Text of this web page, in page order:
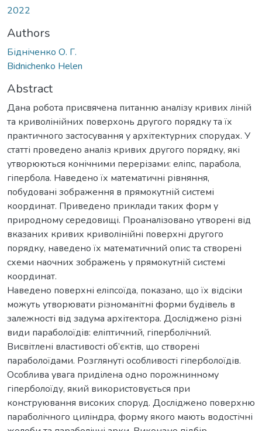
2022
Authors
Бідніченко О. Г.
Bidnichenko Helen
Abstract
Дана робота присвячена питанню аналізу кривих ліній
та криволінійних поверхонь другого порядку та їх
практичного застосування у архітектурних спорудах. У
статті проведено аналіз кривих другого порядку, які
утворюються конічними перерізами: еліпс, парабола,
гіпербола. Наведено їх математичні рівняння,
побудовані зображення в прямокутній системі
координат. Приведено приклади таких форм у
природному середовищі. Проаналізовано утворені від
вказаних кривих криволінійні поверхні другого
порядку, наведено їх математичний опис та створені
схеми наочних зображень у прямокутній системі
координат.
Наведено поверхні еліпсоїда, показано, що їх відсіки
можуть утворювати різноманітні форми будівель в
залежності від задума архітектора. Досліджено різні
види параболоїдів: еліптичний, гіперболічний.
Висвітлені властивості об’єктів, що створені
параболоїдами. Розглянуті особливості гіперболоїдів.
Особлива увага приділена одно порожнинному
гіперболоїду, який використовується при
конструювання високих споруд. Досліджено поверхню
параболічного циліндра, форму якого мають водостічні